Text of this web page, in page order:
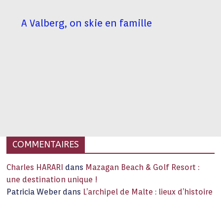
A Valberg, on skie en famille
COMMENTAIRES
Charles HARARI dans Mazagan Beach & Golf Resort :
une destination unique !
Patricia Weber dans L’archipel de Malte : lieux d’histoire